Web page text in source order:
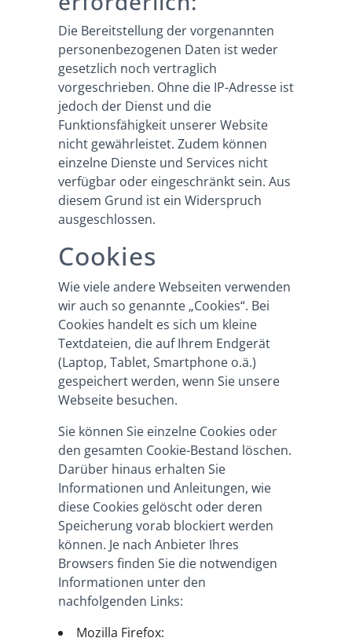
Die Bereitstellung der vorgenannten
personenbezogenen Daten ist weder
gesetzlich noch vertraglich
vorgeschrieben. Ohne die IP-Adresse ist
jedoch der Dienst und die
Funktionsfähigkeit unserer Website
nicht gewährleistet. Zudem können
einzelne Dienste und Services nicht
verfügbar oder eingeschränkt sein. Aus
diesem Grund ist ein Widerspruch
ausgeschlossen.
Cookies
Wie viele andere Webseiten verwenden
wir auch so genannte „Cookies“. Bei
Cookies handelt es sich um kleine
Textdateien, die auf Ihrem Endgerät
(Laptop, Tablet, Smartphone o.ä.)
gespeichert werden, wenn Sie unsere
Webseite besuchen.
Sie können Sie einzelne Cookies oder
den gesamten Cookie-Bestand löschen.
Darüber hinaus erhalten Sie
Informationen und Anleitungen, wie
diese Cookies gelöscht oder deren
Speicherung vorab blockiert werden
können. Je nach Anbieter Ihres
Browsers finden Sie die notwendigen
Informationen unter den
nachfolgenden Links:
Mozilla Firefox: